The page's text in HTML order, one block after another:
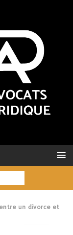
un divorce et